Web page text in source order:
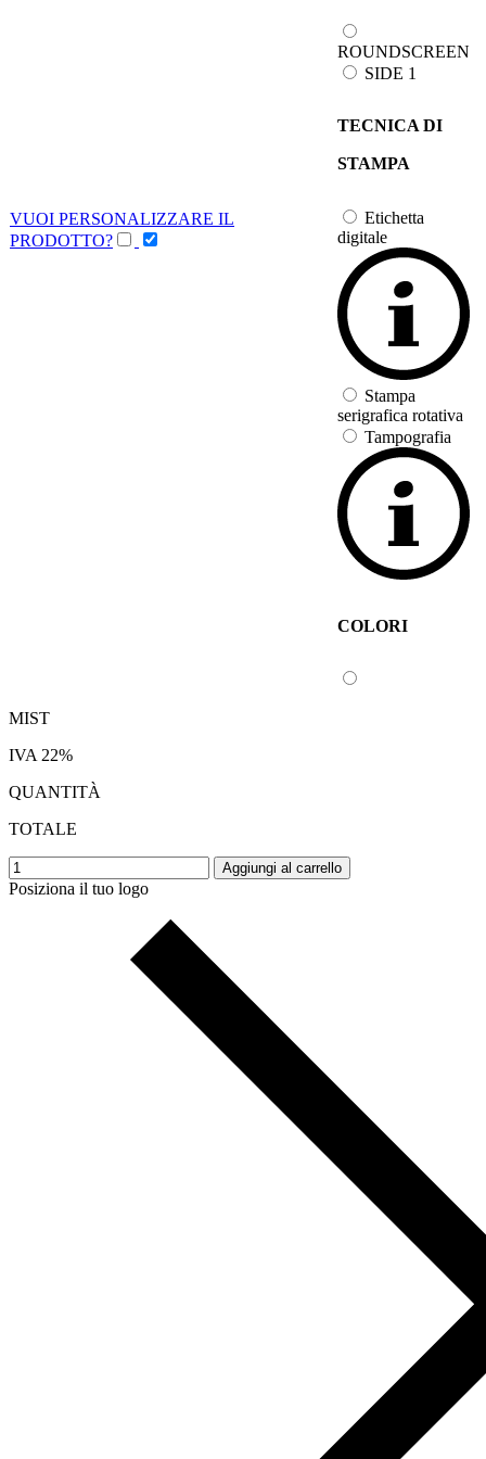
VUOI PERSONALIZZARE IL
PRODOTTO?
ROUNDSCREEN
SIDE 1
TECNICA DI
STAMPA
Etichetta
digitale
Stampa
serigrafica rotativa
Tampografia
COLORI
MIST
IVA 22%
QUANTITÀ
TOTALE
Aggiungi al carrello
Posiziona il tuo logo